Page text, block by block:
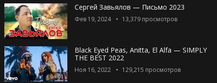
Сергей Завьялов — Письмо 2023
Фев 19, 2024 13,379просмотров
04:01
Black Eyed Peas, Anitta, El Alfa — SIMPLY
THE BEST 2022
Ноя 16, 2022 129,215 просмотров